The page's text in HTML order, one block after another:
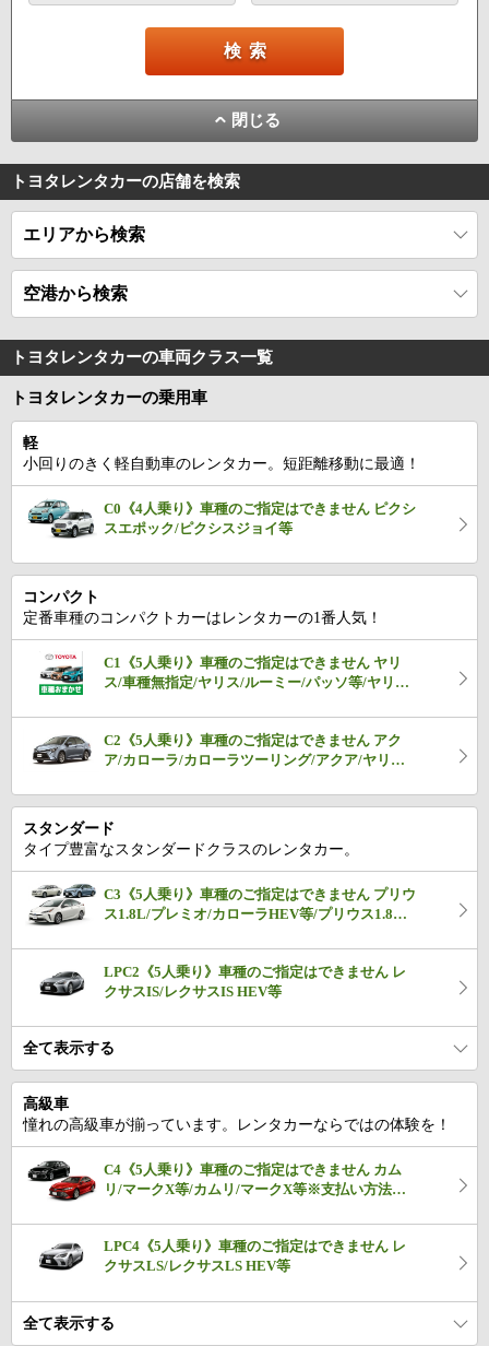
閉じる
トヨタレンタカーの店舗を検索
エリアから検索
空港から検索
トヨタレンタカーの車両クラス一覧
トヨタレンタカーの乗用車
軽
小回りのきく軽自動車のレンタカー。短距離移動に最適！
C0《4人乗り》車種のご指定はできません ピクシ
スエポック/ピクシスジョイ等
コンパクト
定番車種のコンパクトカーはレンタカーの1番人気！
C1《5人乗り》車種のご指定はできません ヤリ
ス/車種無指定/ヤリス/ルーミー/パッソ等/ヤリス/
C2《5人乗り》車種のご指定はできません アク
ア/カローラ/カローラツーリング/アクア/ヤリス
スタンダード
タイプ豊富なスタンダードクラスのレンタカー。
C3《5人乗り》車種のご指定はできません プリウ
ス1.8L/プレミオ/カローラHEV等/プリウス1.8L/
LPC2《5人乗り》車種のご指定はできません レ
クサスIS/レクサスIS HEV等
全て表示する
高級車
憧れの高級車が揃っています。レンタカーならではの体験を！
C4《5人乗り》車種のご指定はできません カム
リ/マークX等/カムリ/マークX等※支払い方法：
LPC4《5人乗り》車種のご指定はできません レ
クサスLS/レクサスLS HEV等
全て表示する